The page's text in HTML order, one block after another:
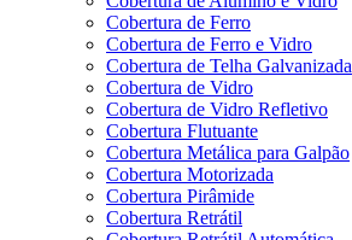
Cobertura de Ferro
Cobertura de Ferro e Vidro
Cobertura de Telha Galvanizada
Cobertura de Vidro
Cobertura de Vidro Refletivo
Cobertura Flutuante
Cobertura Metálica para Galpão
Cobertura Motorizada
Cobertura Pirâmide
Cobertura Retrátil